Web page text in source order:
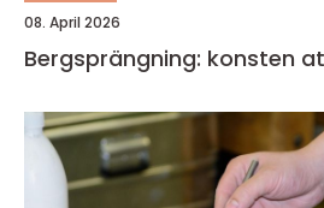
08. April 2026
Bergsprängning: konsten